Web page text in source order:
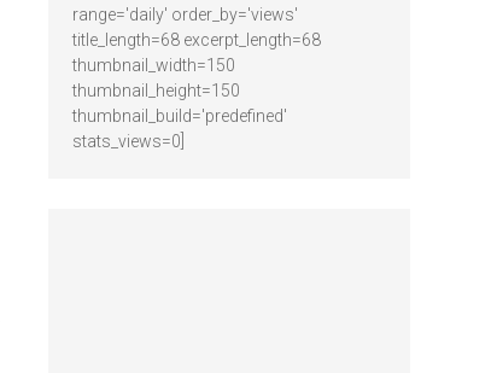
range='daily' order_by='views'
title_length=68 excerpt_length=68
thumbnail_width=150
thumbnail_height=150
thumbnail_build='predefined'
stats_views=0]